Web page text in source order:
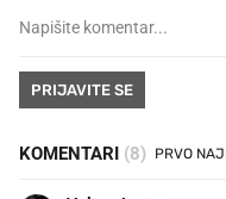
PRIJAVITE SE
KOMENTARI (8)